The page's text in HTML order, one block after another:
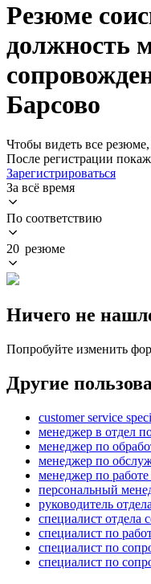
Резюме
должность
Барсово
Чтобы видеть все резюме,
После регистрации
Зарегистрироваться
За всё время
По соответствию
20 резюме
Ничего не
Попробуйте изменить
Другие
customer service
менеджер в отдел
менеджер по
менеджер по
менеджер по
персональный
руководитель
специалист отдела
специалист по
специалист по
специалист по